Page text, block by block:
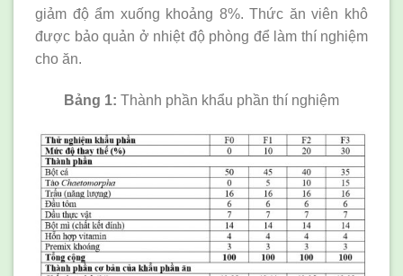
giảm độ ẩm xuống khoảng 8%. Thức ăn viên khô
được bảo quản ở nhiệt độ phòng để làm thí nghiệm
cho ăn.
Bảng 1: Thành phần khẩu phần thí nghiệm